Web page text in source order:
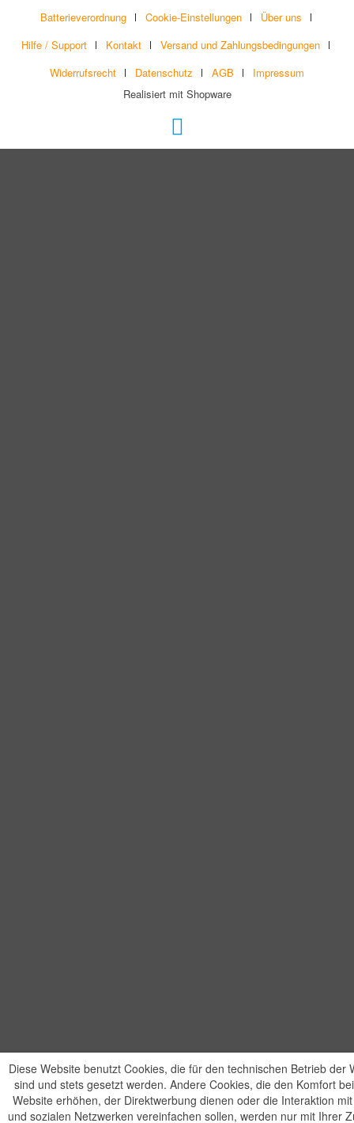
Batterieverordnung Cookie-Einstellungen
Über uns
Hilfe / Support
Kontakt
Versand und Zahlungsbedingungen
Widerrufsrecht
Datenschutz AGB
Impressum
Realisiert mit Shopware
Diese Website benutzt Cookies, die für den technischen Betrieb der
sind und stets gesetzt werden. Andere Cookies, die den Komfort
Website erhöhen, der Direktwerbung dienen oder die Interaktion
und sozialen Netzwerken vereinfachen sollen, werden nur mit Ihrer